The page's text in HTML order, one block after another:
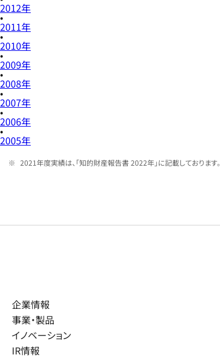
2012年
2011年
2010年
2009年
2008年
2007年
2006年
2005年
2021年度実績は、「知的財産報告書 2022年」に記載しております。
企業情報
事業・製品
イノベーション
IR情報